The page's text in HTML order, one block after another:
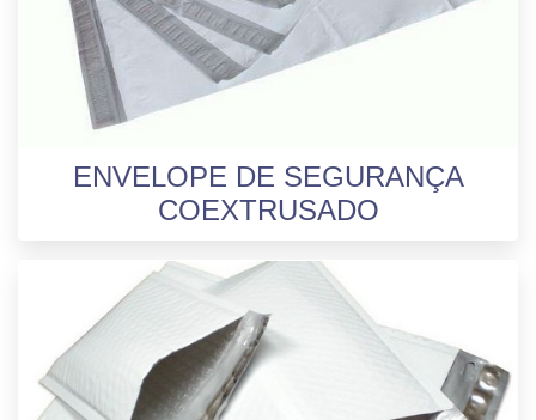
ENVELOPE DE SEGURANÇA
COEXTRUSADO